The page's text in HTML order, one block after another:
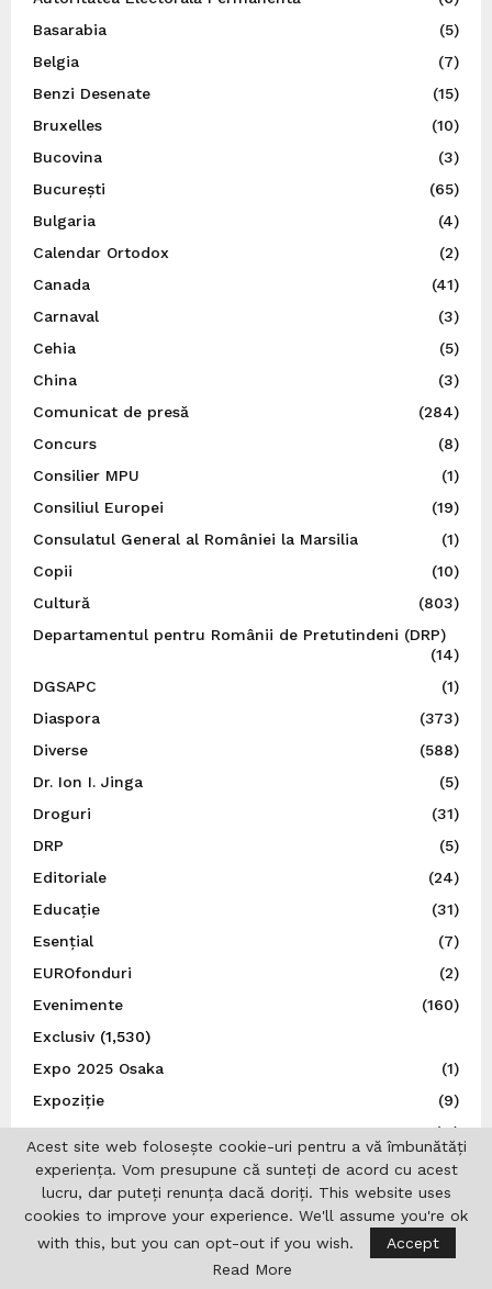
Basarabia
(5)
Belgia
(7)
Benzi Desenate
(15)
Bruxelles
(10)
Bucovina
(3)
București
(65)
Bulgaria
(4)
Calendar Ortodox
(2)
Canada
(41)
Carnaval
(3)
Cehia
(5)
China
(3)
Comunicat de presă
(284)
Concurs
(8)
Consilier MPU
(1)
Consiliul Europei
(19)
Consulatul General al României la Marsilia
(1)
Copii
(10)
Cultură
(803)
Departamentul pentru Românii de Pretutindeni (DRP)
(14)
DGSAPC
(1)
Diaspora
(373)
Diverse
(588)
Dr. Ion I. Jinga
(5)
Droguri
(31)
DRP
(5)
Editoriale
(24)
Educație
(31)
Esențial
(7)
EUROfonduri
(2)
Evenimente
(160)
Exclusiv(1,530)
Expo 2025 Osaka
(1)
Expoziție
(9)
Externe
(11)
FADERE
(1)
Federația Felină Felis România
(1)
(17)
(12)
Acest site web folosește cookie-uri pentru a vă îmbunătăți
experiența. Vom presupune că sunteți de acord cu acest
lucru, dar puteți renunța dacă doriți. This website uses
cookies to improve your experience. We'll assume you're ok
with this, but you can opt-out if you wish.
Accept
Read More